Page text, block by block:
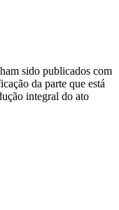
sido publicados com
da parte que está
integral do ato